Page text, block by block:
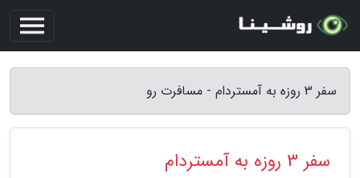
سفر 3 روزه به آمستردام - مسافرت رو
سفر 3 روزه به آمستردام